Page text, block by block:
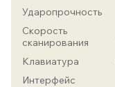
Ударопрочность
Скорость
сканирования
Клавиатура
Интерфейс